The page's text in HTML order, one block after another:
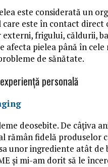
este considerată un
este în contact
frigului, căldurii,
afecta pielea până în
de sănătate.
personală
deosebite. De câțiva
rămân fidelă produselor
unor ingrediente atât
şi mi-am dorit să le